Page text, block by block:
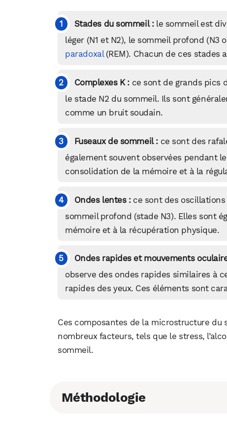
Stades du sommeil :le sommeil est
léger (N1 et N2), le sommeil profond (N3
paradoxal(REM). Chacun de ces stades
Complexes K :ce sont de grands pics
le stade N2 du sommeil. Ils sont
comme un bruit soudain.
Fuseaux de sommeil :ce sont des
également souvent observées pendant
consolidation de la mémoire et à la
Ondes lentes :ce sont des oscillations
sommeil profond (stade N3). Elles sont
mémoire et à la récupération physique.
Ondes rapides et mouvements
observe des ondes rapides similaires à
rapides des yeux. Ces éléments sont
Ces composantes de la microstructure
nombreux facteurs, tels que le stress,
sommeil.
Méthodologie